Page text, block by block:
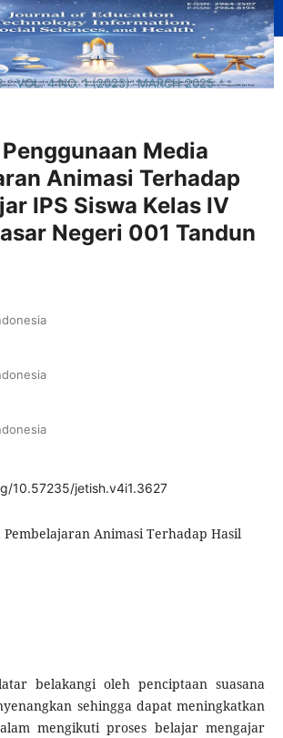
/ VOL. 4 NO. 1 (2025): MARCH 2025 /
Media
Animasi Terhadap
IPS Siswa Kelas IV
Negeri 001 Tandun
10.57235/jetish.v4i1.3627
Pembelajaran Animasi Terhadap Hasil
belakangi oleh penciptaan suasana
sehingga dapat meningkatkan
mengikuti proses belajar mengajar